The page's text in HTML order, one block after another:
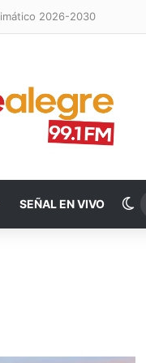
2026-2030
SEÑAL EN VIVO